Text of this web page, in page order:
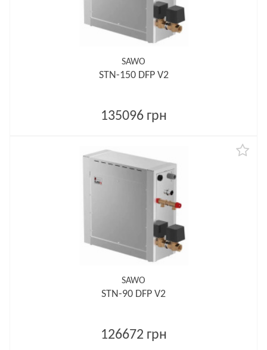
SAWO
STN-150 DFP V2
135096 грн
SAWO
STN-90 DFP V2
126672 грн